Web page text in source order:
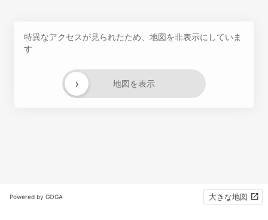
特異なアクセスが見られたため、地図を非表示にしていま
す
地図を表示
›
Powered by GOGA 大きな地図